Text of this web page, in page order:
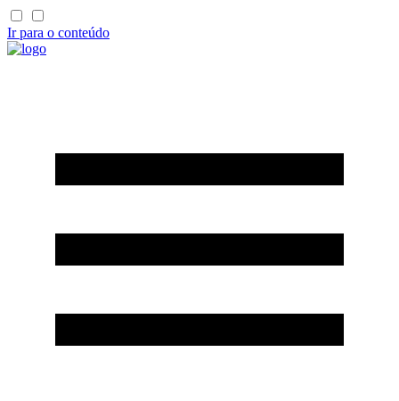
Ir para o conteúdo